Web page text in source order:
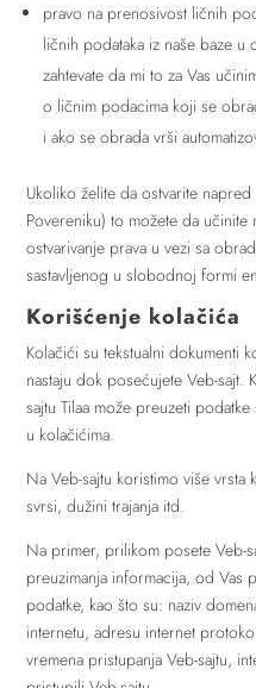
pravo na prenosivost ličnih
ličnih podataka iz naše baze
zahtevate da mi to za Vas
o ličnim podacima koji se
i ako se obrada vrši
Ukoliko želite da ostvarite
Povereniku) to možete da učinite
ostvarivanje prava u vezi sa
sastavljenog u slobodnoj formi
Korišćenje kolačića
Kolačići su tekstualni dokumenti
nastaju dok posećujete Veb-
sajtu Tilaa može preuzeti
u kolačićima.
Na Veb-sajtu koristimo više
svrsi, dužini trajanja itd.
Na primer, prilikom posete Veb-
preuzimanja informacija, od Vas
podatke, kao što su: naziv
internetu, adresu internet
vremena pristupanja Veb-sajtu,